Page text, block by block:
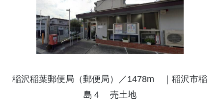
稲沢稲葉郵便局（郵便局）／1478m ｜稲沢市稲
島４ 売土地